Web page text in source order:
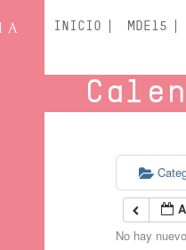
INICIO MDE15
No hay